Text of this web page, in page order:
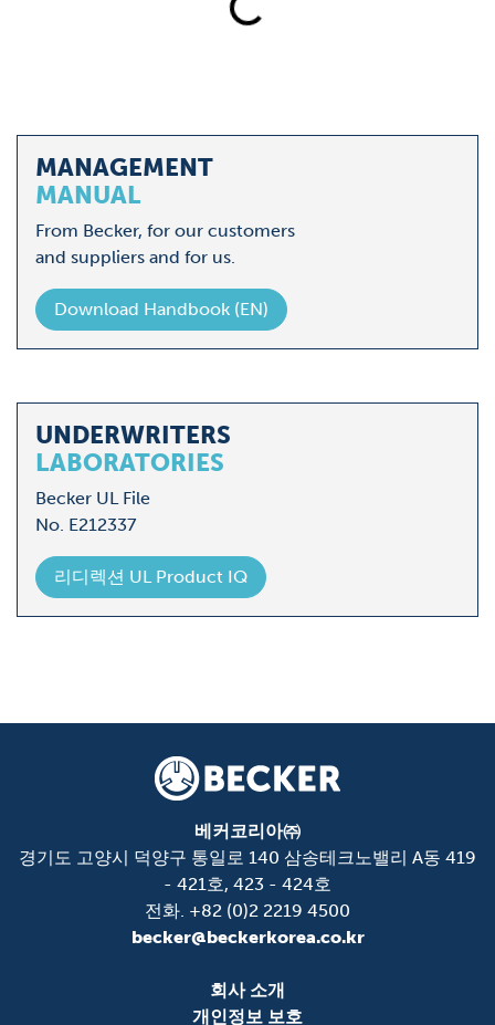
Loading...
MANAGEMENT
MANUAL
From Becker, for our customers
and suppliers and for us.
Download Handbook (EN)
UNDERWRITERS
LABORATORIES
Becker UL File
No. E212337
리디렉션 UL Product IQ
베커코리아㈜
경기도 고양시 덕양구 통일로 140 삼송테크노밸리 A동 419
- 421호, 423 - 424호
전화. +82 (0)2 2219 4500
becker@beckerkorea.co.kr
회사 소개
개인정보 보호